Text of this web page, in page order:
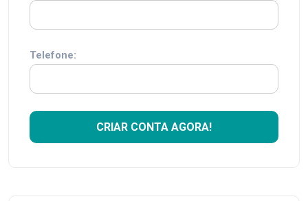
Telefone: